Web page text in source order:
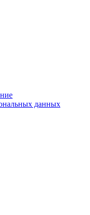
данных